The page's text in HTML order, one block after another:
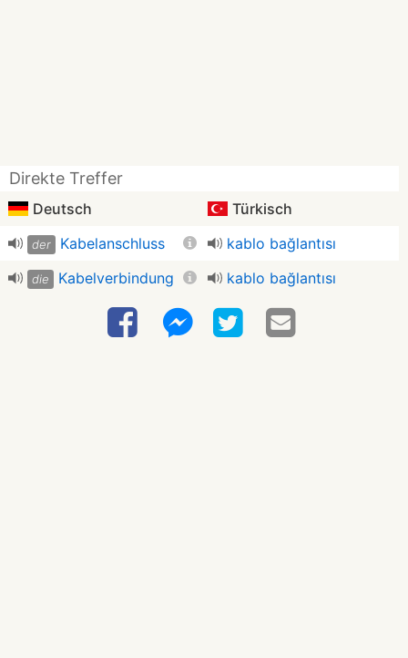
Direkte Treffer
Deutsch Türkisch
der Kabelanschluss kablo bağlantısı
die Kabelverbindung kablo bağlantısı